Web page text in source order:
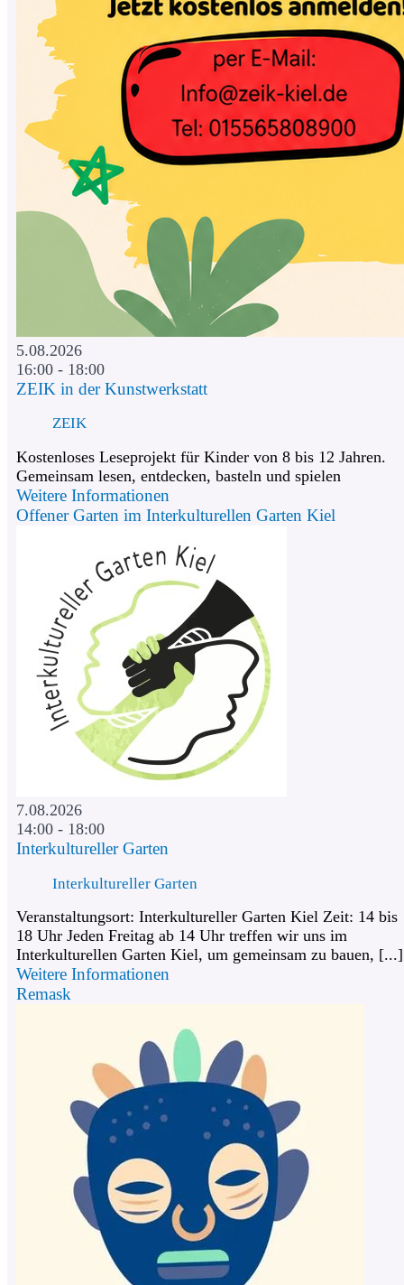
5.08.2026
16:00 - 18:00
ZEIK in der Kunstwerkstatt
ZEIK
Kostenloses Leseprojekt für Kinder von 8 bis 12 Jahren.
Gemeinsam lesen, entdecken, basteln und spielen
Weitere Informationen
Offener Garten im Interkulturellen Garten Kiel
7.08.2026
14:00 - 18:00
Interkultureller Garten
Interkultureller Garten
Veranstaltungsort: Interkultureller Garten Kiel Zeit: 14 bis
18 Uhr Jeden Freitag ab 14 Uhr treffen wir uns im
Interkulturellen Garten Kiel, um gemeinsam zu bauen, [...]
Weitere Informationen
Remask